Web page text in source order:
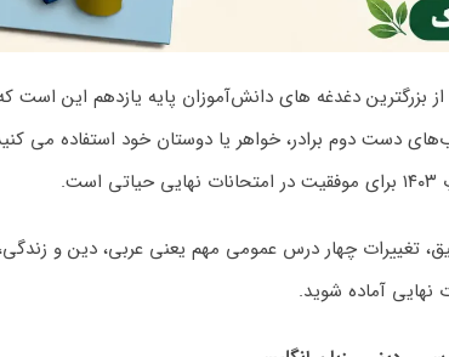
بزرگترین دغدغه‌ های دانش‌آموزان پایه یازدهم این
دست دوم برادر، خواهر یا دوستان خود استفاده می‌
تغییرات چهار درس عمومی مهم یعنی عربی، دین و
نهایی آماده شوید.